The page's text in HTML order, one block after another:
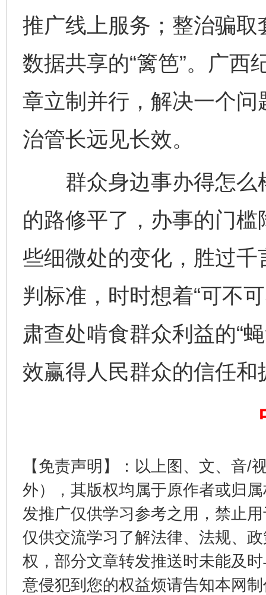
推广线上服务；整治骗
数据共享的“篱笆”。广西
章立制并行，解决一个
治管长远见长效。
群众身边事办得怎么
的路修平了，办事的门
些细微处的变化，胜过
判标准，时时想着“可不
肃查处啃食群众利益的“
效赢得人民群众的信任和
【免责声明】：以上图、文、音/
外），其版权均属于原作者或归
发推广仅供学习参考之用，禁止
仅供交流学习了解法律、法规、
权，部分文章转发推送时未能及
意侵犯到您的权益烦请告知本网
千年窑火 生生不息 一